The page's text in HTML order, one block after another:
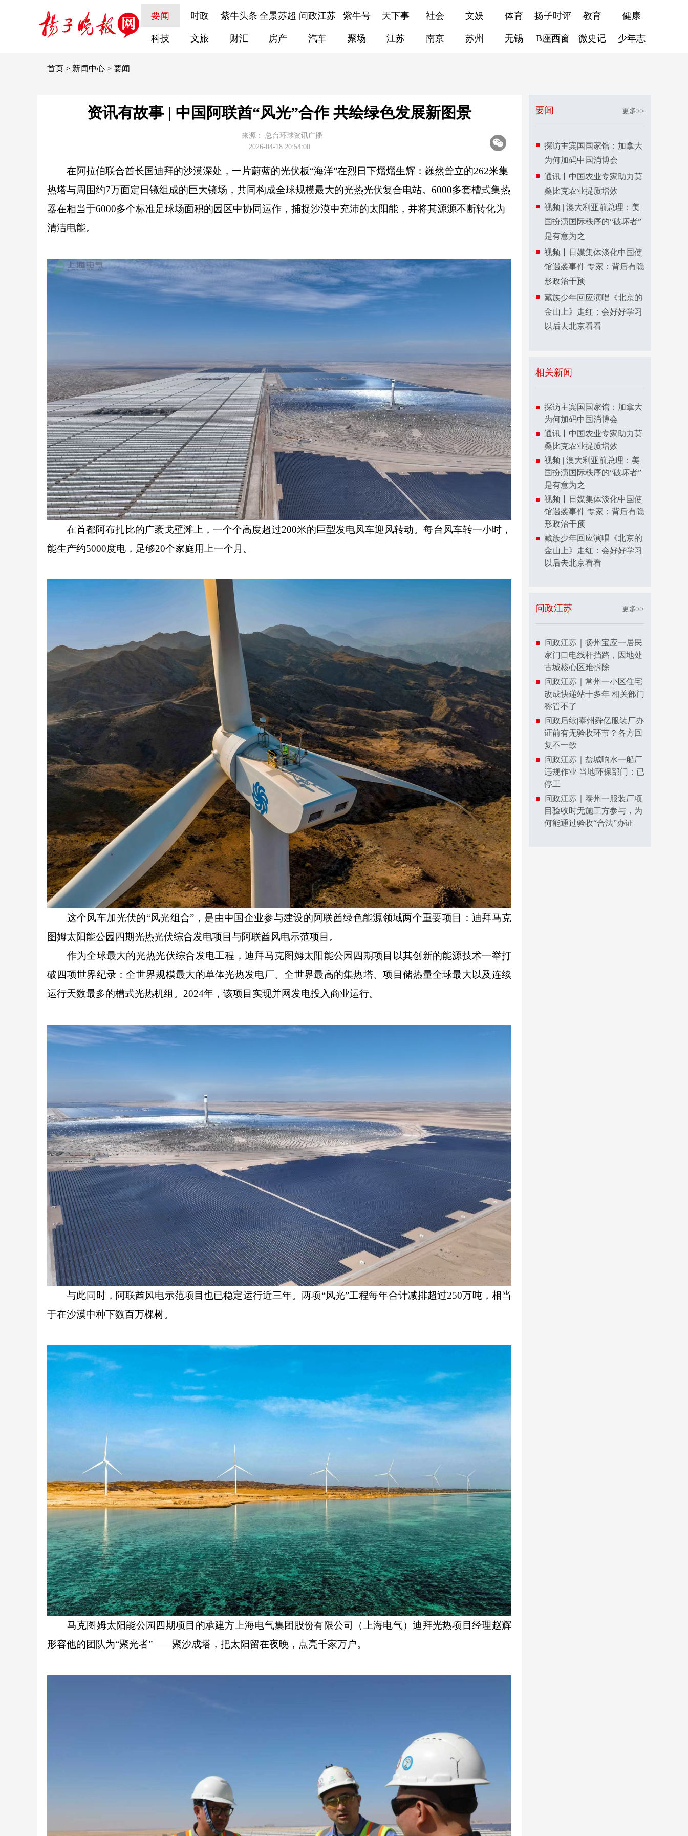
要闻 时政 紫牛头条 全景苏超 问政江苏 紫牛号 天下事 社会 文娱 体育 扬子时评 教育 健康
科技 文旅 财汇 房产 汽车 聚场 江苏 南京 苏州 无锡 B座西窗 微史记 少年志
首页 > 新闻中心 > 要闻
资讯有故事 | 中国阿联酋“风光”合作 共绘绿色发展新图景
来源：
总台环球资讯广播
2026-04-18 20:54:00
在阿拉伯联合酋长国迪拜的沙漠深处，一片蔚蓝的光伏板“海洋”在烈日下熠熠生辉：巍然耸立的262米集
热塔与周围约7万面定日镜组成的巨大镜场，共同构成全球规模最大的光热光伏复合电站。6000多套槽式集热
器在相当于6000多个标准足球场面积的园区中协同运作，捕捉沙漠中充沛的太阳能，并将其源源不断转化为
清洁电能。
在首都阿布扎比的广袤戈壁滩上，一个个高度超过200米的巨型发电风车迎风转动。每台风车转一小时，
能生产约5000度电，足够20个家庭用上一个月。
这个风车加光伏的“风光组合”，是由中国企业参与建设的阿联酋绿色能源领域两个重要项目：迪拜马克
图姆太阳能公园四期光热光伏综合发电项目与阿联酋风电示范项目。
作为全球最大的光热光伏综合发电工程，迪拜马克图姆太阳能公园四期项目以其创新的能源技术一举打
破四项世界纪录：全世界规模最大的单体光热发电厂、全世界最高的集热塔、项目储热量全球最大以及连续
运行天数最多的槽式光热机组。2024年，该项目实现并网发电投入商业运行。
与此同时，阿联酋风电示范项目也已稳定运行近三年。两项“风光”工程每年合计减排超过250万吨，相当
于在沙漠中种下数百万棵树。
马克图姆太阳能公园四期项目的承建方上海电气集团股份有限公司（上海电气）迪拜光热项目经理赵辉
形容他的团队为“聚光者”——聚沙成塔，把太阳留在夜晚，点亮千家万户。
要闻 更多>>
探访主宾国国家馆：加拿大
为何加码中国消博会
通讯丨中国农业专家助力莫
桑比克农业提质增效
视频 | 澳大利亚前总理：美
国扮演国际秩序的“破坏者”
是有意为之
视频丨日媒集体淡化中国使
馆遇袭事件 专家：背后有隐
形政治干预
藏族少年回应演唱《北京的
金山上》走红：会好好学习
以后去北京看看
相关新闻
探访主宾国国家馆：加拿大
为何加码中国消博会
通讯丨中国农业专家助力莫
桑比克农业提质增效
视频 | 澳大利亚前总理：美
国扮演国际秩序的“破坏者”
是有意为之
视频丨日媒集体淡化中国使
馆遇袭事件 专家：背后有隐
形政治干预
藏族少年回应演唱《北京的
金山上》走红：会好好学习
以后去北京看看
问政江苏 更多>>
问政江苏｜扬州宝应一居民
家门口电线杆挡路，因地处
古城核心区难拆除
问政江苏｜常州一小区住宅
改成快递站十多年 相关部门
称管不了
问政后续|泰州舜亿服装厂办
证前有无验收环节？各方回
复不一致
问政江苏｜盐城响水一船厂
违规作业 当地环保部门：已
停工
问政江苏｜泰州一服装厂项
目验收时无施工方参与，为
何能通过验收“合法”办证